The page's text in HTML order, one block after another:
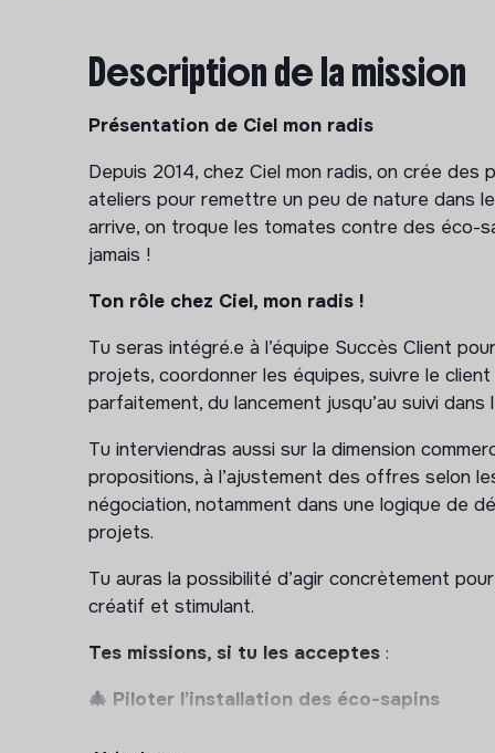
Description de la mission
Présentation de Ciel mon radis
Depuis 2014, chez Ciel mon radis, on crée
ateliers pour remettre un peu de nature dans
arrive, on troque les tomates contre des éco-
jamais !
Ton rôle chez Ciel, mon radis !
Tu seras intégré.e à l’équipe Succès Client
projets, coordonner les équipes, suivre le
parfaitement, du lancement jusqu’au suivi dans
Tu interviendras aussi sur la dimension
propositions, à l’ajustement des offres selon
négociation, notamment dans une logique de
projets.
Tu auras la possibilité d’agir concrètement
créatif et stimulant.
Tes missions, si tu les acceptes :
🎄 Piloter l’installation des éco-sapins
Participer au brief client, qualifier le projet et